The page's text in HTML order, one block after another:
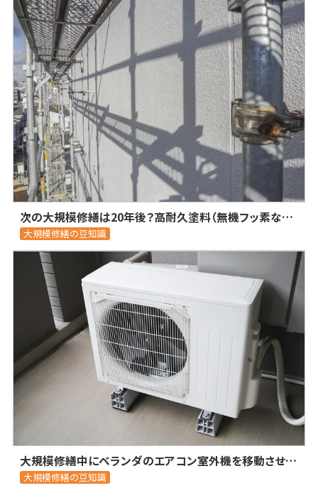
次の大規模修繕は20年後？高耐久塗料（無機フッ素など）を選んでトータルコストを削減する方法
大規模修繕の豆知識
大規模修繕中にベランダのエアコン室外機を移動させる際の注意点とは？
大規模修繕の豆知識